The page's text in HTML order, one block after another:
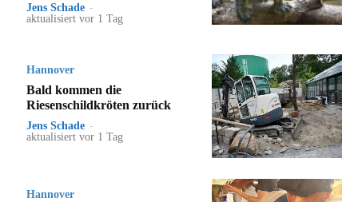
Jens Schade -
aktualisiert vor 1 Tag
Hannover
Bald kommen die
Riesenschildkröten zurück
Jens Schade -
aktualisiert vor 1 Tag
Hannover